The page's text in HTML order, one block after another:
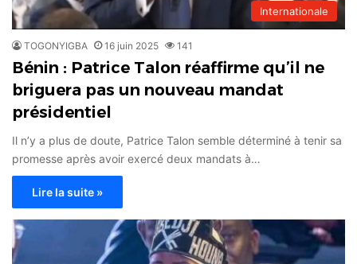
Internationale
TOGONYIGBA 16 juin 2025 141
Bénin : Patrice Talon réaffirme qu’il ne
briguera pas un nouveau mandat
présidentiel
Il n’y a plus de doute, Patrice Talon semble déterminé à tenir sa
promesse après avoir exercé deux mandats à…
Lire la suite »